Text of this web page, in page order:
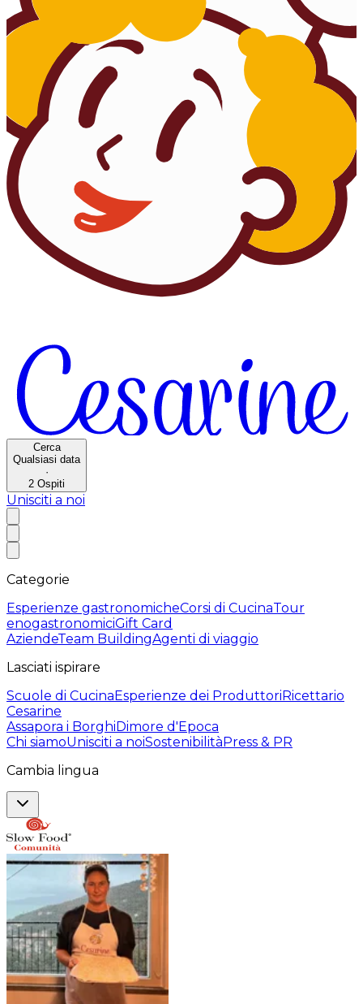
Cerca
Qualsiasi data
·
2 Ospiti
Unisciti a noi
Categorie
Esperienze gastronomicheCorsi di CucinaTour
enogastronomiciGift Card
AziendeTeam BuildingAgenti di viaggio
Lasciati ispirare
Scuole di CucinaEsperienze dei ProduttoriRicettario
Cesarine
Assapora i BorghiDimore d'Epoca
Chi siamoUnisciti a noiSostenibilitàPress & PR
Cambia lingua